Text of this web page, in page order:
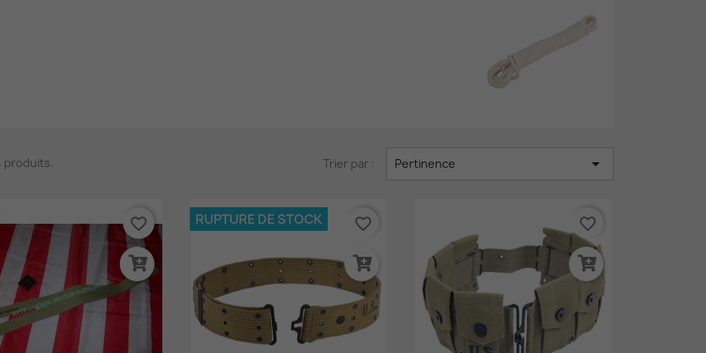
produits. Trier par : Pertinence 
favorite_border RUPTURE DE STOCK favorite_border favorite_border